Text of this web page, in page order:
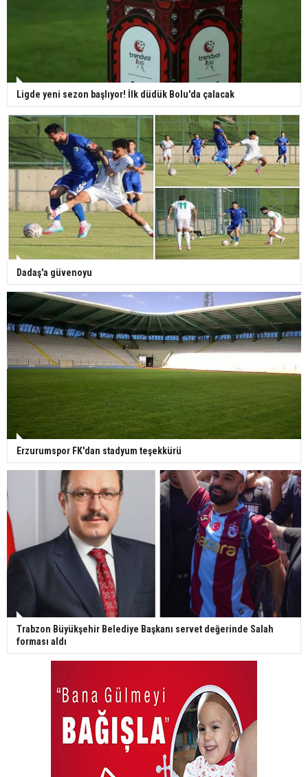
Ligde yeni sezon başlıyor! İlk düdük Bolu'da çalacak
Dadaş'a güvenoyu
Erzurumspor FK'dan stadyum teşekkürü
Trabzon Büyükşehir Belediye Başkanı servet değerinde Salah
forması aldı